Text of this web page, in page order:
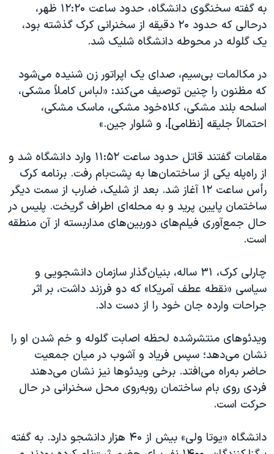
به گفته سخنگوی دانشگاه، حدود ساعت ۱۲:۲۰ ظهر،
درحالی که حدود ۲۰ دقیقه از سخنرانی کرک گذشته بود،
یک گلوله در محوطه دانشگاه شلیک شد.
در مکالمات بی‌سیم، صدای یک اپراتور زن شنیده می‌شود
که مظنون را چنین توصیف می‌کند: «لباس کاملاً مشکی،
اسلحه بلند مشکی، کلاه‌خود مشکی، ماسک مشکی،
احتمالاً جلیقه [نظامی]، و شلوار جین.»
مقامات گفتند قاتل حدود ساعت ۱۱:۵۲ وارد دانشگاه شد و
از راه‌پله یکی از ساختمان‌ها به پشت‌بام رفت. برنامه کرک
رأس ساعت ۱۲ آغاز شد. بعد از شلیک، ضارب از سمت دیگر
ساختمان پایین پرید و به محله‌ای اطراف گریخت. پلیس در
حال جمع‌آوری فیلم‌های دوربین‌های مداربسته از آن منطقه
است.
چارلی کرک، ۳۱ ساله، بنیان‌گذار سازمان دانشجویی و
سیاسی «نقطه عطف آمریکا» که دو فرزند داشت، بر اثر
جراحات وارده جان خود را از دست داد.
ویدئوهای منتشرشده لحظه اصابت گلوله و خم شدن او را
نشان می‌دهد؛ سپس فریاد و آشوب در میان جمعیت
حاضر به‌راه می‌افتد. برخی ویدئوها نیز نشان می‌دهند
فردی روی بام ساختمان روبه‌روی محل سخنرانی در حال
حرکت است.
دانشگاه «یوتا ولی» بیش از ۴۰ هزار دانشجو دارد. به گفته